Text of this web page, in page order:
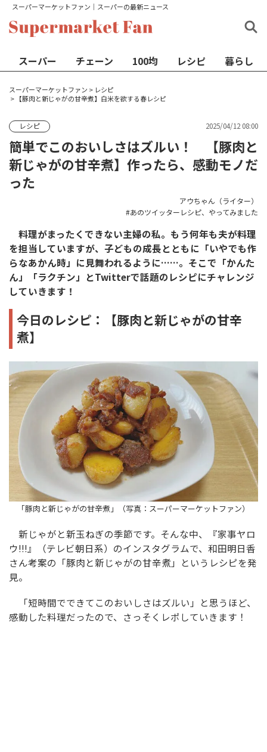
スーパーマーケットファン│スーパーの最新ニュース
スーパー チェーン 100均 レシピ 暮らし
スーパーマーケットファン > レシピ
> 【豚肉と新じゃがの甘辛煮】白米を欲する春レシピ
レシピ 2025/04/12 08:00
簡単でこのおいしさはズルい！ 【豚肉と
新じゃがの甘辛煮】作ったら、感動モノだ
った
アウちゃん（ライター）
あのツイッターレシピ、やってみました
料理がまったくできない主婦の私。もう何年も夫が料理
を担当していますが、子どもの成長とともに「いやでも作
らなあかん時」に見舞われるように……。そこで「かんた
ん」「ラクチン」とTwitterで話題のレシピにチャレンジ
していきます！
今日のレシピ：【豚肉と新じゃがの甘辛
煮】
「豚肉と新じゃがの甘辛煮」（写真：スーパーマーケットファン）
新じゃがと新玉ねぎの季節です。そんな中、『家事ヤロ
ウ!!!』（テレビ朝日系）のインスタグラムで、和田明日香
さん考案の「豚肉と新じゃがの甘辛煮」というレシピを発
見。
「短時間でできてこのおいしさはズルい」と思うほど、
感動した料理だったので、さっそくレポしていきます！